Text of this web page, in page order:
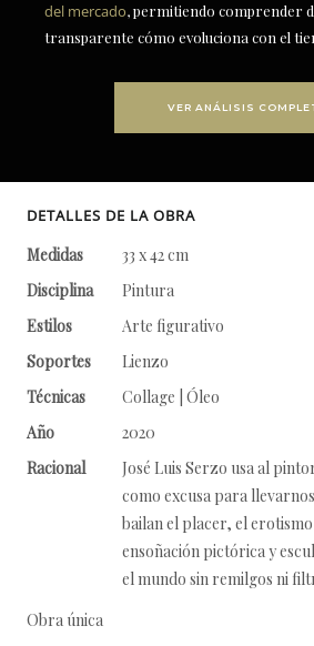
del mercado, permitiendo comprender
transparente cómo evoluciona con el
VER ANÁLISIS
DETALLES DE LA OBRA
Medidas
33 x 42 cm
Disciplina
Pintura
Estilos
Arte figurativo
Soportes
Lienzo
Técnicas
Collage | Óleo
Año
2020
Racional
José Luis Serzo usa al
como excusa para
bailan el placer, el
ensoñación pictórica y
el mundo sin remilgos ni
Obra única